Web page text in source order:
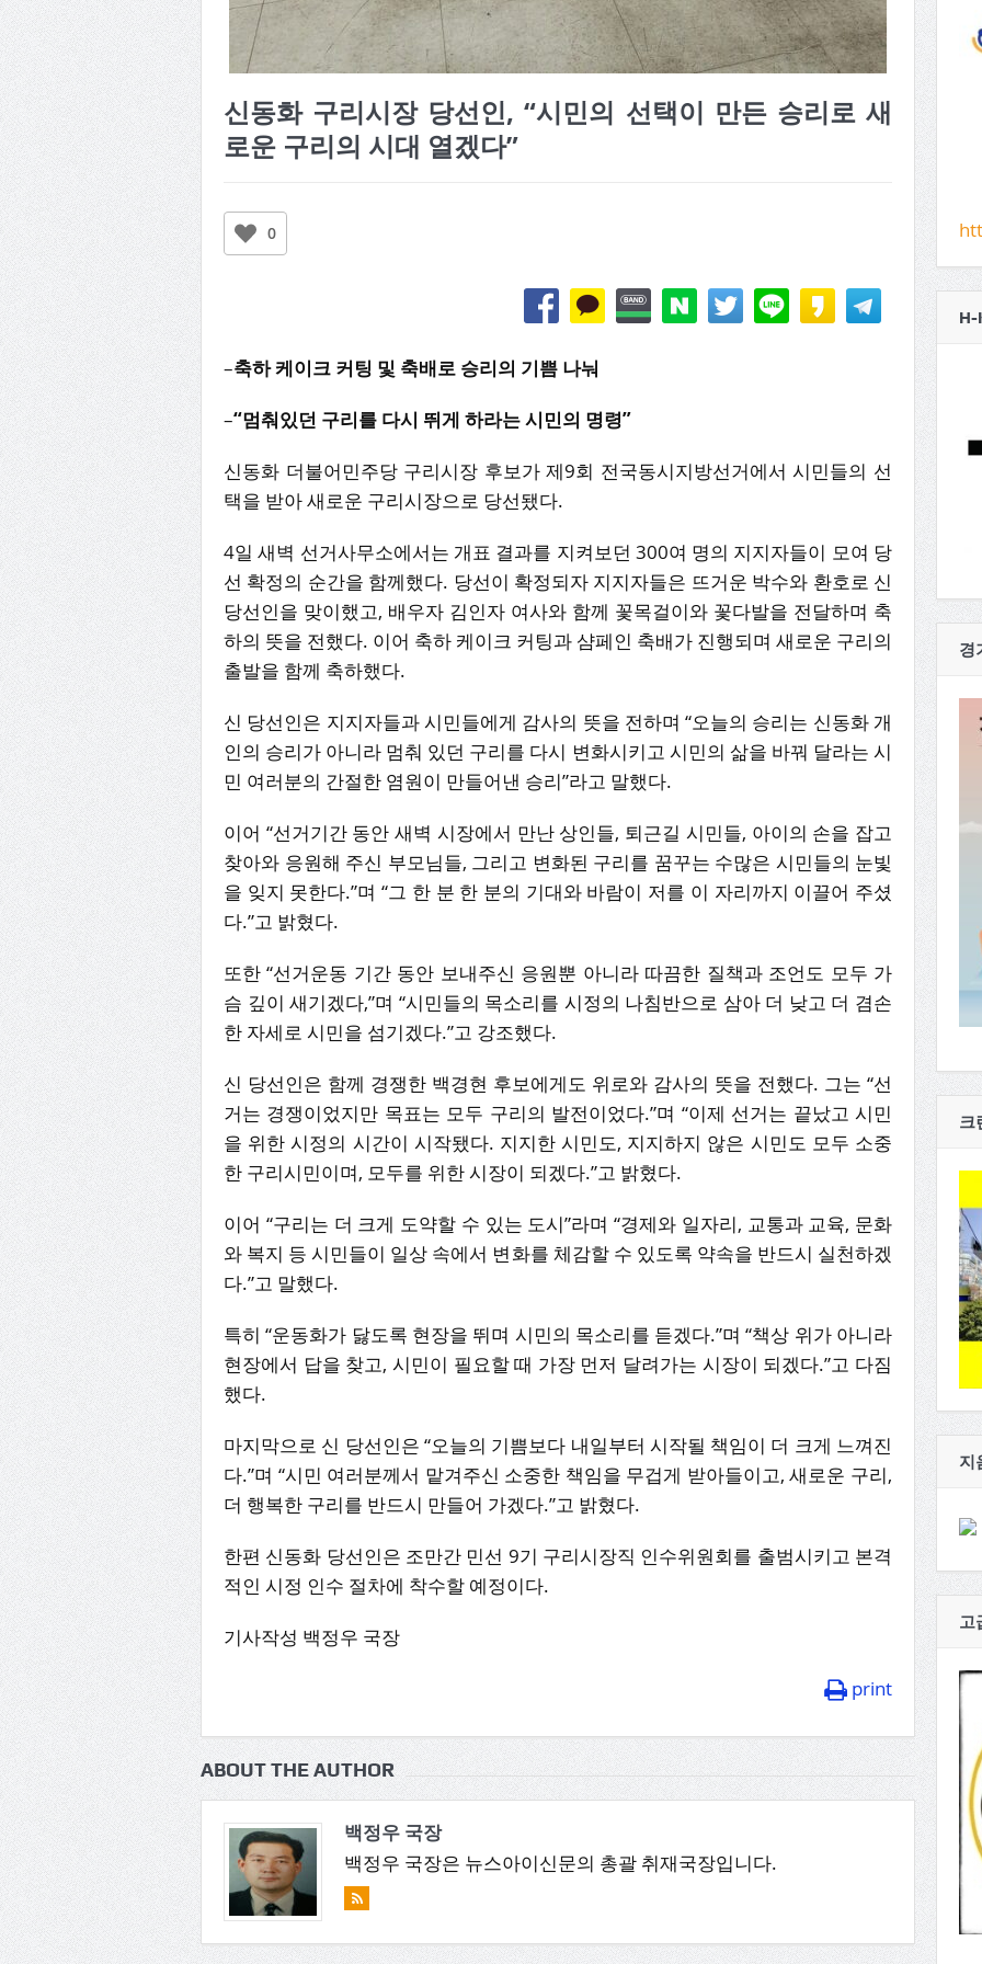
신동화 구리시장 당선인, “시민의 선택이 만든 승리로 새
로운 구리의 시대 열겠다”
0
–축하 케이크 커팅 및 축배로 승리의 기쁨 나눠
–“멈춰있던 구리를 다시 뛰게 하라는 시민의 명령”
신동화 더불어민주당 구리시장 후보가 제9회 전국동시지방선거에서 시민들의 선
택을 받아 새로운 구리시장으로 당선됐다.
4일 새벽 선거사무소에서는 개표 결과를 지켜보던 300여 명의 지지자들이 모여 당
선 확정의 순간을 함께했다. 당선이 확정되자 지지자들은 뜨거운 박수와 환호로 신
당선인을 맞이했고, 배우자 김인자 여사와 함께 꽃목걸이와 꽃다발을 전달하며 축
하의 뜻을 전했다. 이어 축하 케이크 커팅과 샴페인 축배가 진행되며 새로운 구리의
출발을 함께 축하했다.
신 당선인은 지지자들과 시민들에게 감사의 뜻을 전하며 “오늘의 승리는 신동화 개
인의 승리가 아니라 멈춰 있던 구리를 다시 변화시키고 시민의 삶을 바꿔 달라는 시
민 여러분의 간절한 염원이 만들어낸 승리”라고 말했다.
이어 “선거기간 동안 새벽 시장에서 만난 상인들, 퇴근길 시민들, 아이의 손을 잡고
찾아와 응원해 주신 부모님들, 그리고 변화된 구리를 꿈꾸는 수많은 시민들의 눈빛
을 잊지 못한다.”며 “그 한 분 한 분의 기대와 바람이 저를 이 자리까지 이끌어 주셨
다.”고 밝혔다.
또한 “선거운동 기간 동안 보내주신 응원뿐 아니라 따끔한 질책과 조언도 모두 가
슴 깊이 새기겠다,”며 “시민들의 목소리를 시정의 나침반으로 삼아 더 낮고 더 겸손
한 자세로 시민을 섬기겠다.”고 강조했다.
신 당선인은 함께 경쟁한 백경현 후보에게도 위로와 감사의 뜻을 전했다. 그는 “선
거는 경쟁이었지만 목표는 모두 구리의 발전이었다.”며 “이제 선거는 끝났고 시민
을 위한 시정의 시간이 시작됐다. 지지한 시민도, 지지하지 않은 시민도 모두 소중
한 구리시민이며, 모두를 위한 시장이 되겠다.”고 밝혔다.
이어 “구리는 더 크게 도약할 수 있는 도시”라며 “경제와 일자리, 교통과 교육, 문화
와 복지 등 시민들이 일상 속에서 변화를 체감할 수 있도록 약속을 반드시 실천하겠
다.”고 말했다.
특히 “운동화가 닳도록 현장을 뛰며 시민의 목소리를 듣겠다.”며 “책상 위가 아니라
현장에서 답을 찾고, 시민이 필요할 때 가장 먼저 달려가는 시장이 되겠다.”고 다짐
했다.
마지막으로 신 당선인은 “오늘의 기쁨보다 내일부터 시작될 책임이 더 크게 느껴진
다.”며 “시민 여러분께서 맡겨주신 소중한 책임을 무겁게 받아들이고, 새로운 구리,
더 행복한 구리를 반드시 만들어 가겠다.”고 밝혔다.
한편 신동화 당선인은 조만간 민선 9기 구리시장직 인수위원회를 출범시키고 본격
적인 시정 인수 절차에 착수할 예정이다.
기사작성 백정우 국장
print
ABOUT THE AUTHOR
백정우 국장
백정우 국장은 뉴스아이신문의 총괄 취재국장입니다.
H-
경
크
지
고